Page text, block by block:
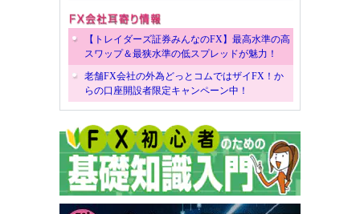
【トレイダーズ証券みんなのFX】最高水準の高
スワップ＆最狭水準の低スプレッドが魅力！
老舗FX会社の外為どっとコムではザイFX！か
らの口座開設者限定キャンペーン中！